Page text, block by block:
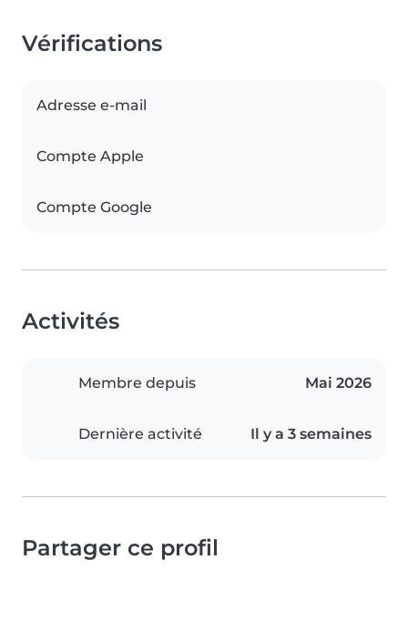
Vérifications
Adresse e-mail
Compte Apple
Compte Google
Activités
Membre depuis Mai 2026
Dernière activité Il y a 3 semaines
Partager ce profil